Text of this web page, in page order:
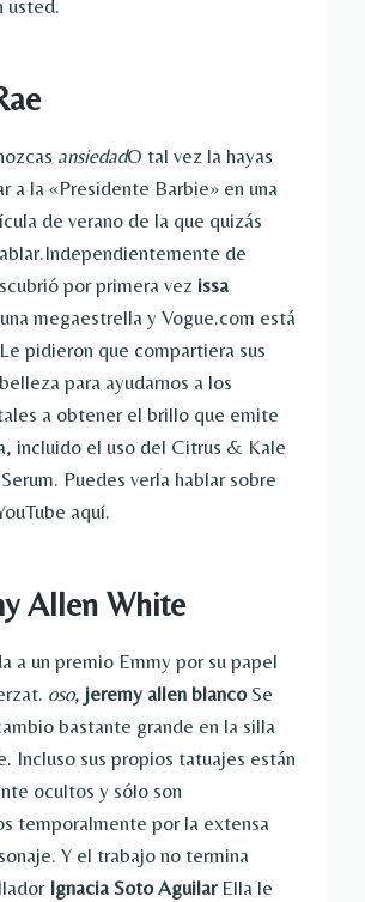
usted.
ansiedadO tal vez la hayas
a la «Presidente Barbie» en una
de verano de la que quizás
de
por primera vez issa
megaestrella y Vogue.com está
pidieron que compartiera sus
para ayudarnos a los
a obtener el brillo que emite
incluido el uso del Citrus & Kale
Puedes verla hablar sobre
aquí.
Allen White
a un premio Emmy por su papel
oso, jeremy allen blancoSe
bastante grande en la silla
Incluso sus propios tatuajes están
ocultos y sólo son
temporalmente por la extensa
Y el trabajo no termina
Ignacia Soto AguilarElla le